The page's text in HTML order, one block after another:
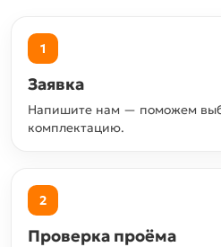
1
Заявка
Напишите нам — поможем
комплектацию.
2
Проверка проёма